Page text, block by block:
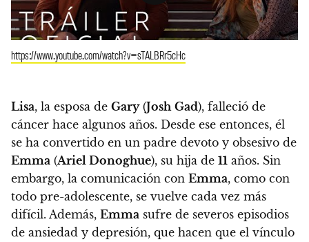
https://www.youtube.com/watch?v=sTALBRr5cHc
Lisa, la esposa de Gary(Josh Gad), falleció de
cáncer hace algunos años. Desde ese entonces, él
se ha convertido en un padre devoto y obsesivo de
Emma (Ariel Donoghue), su hija de 11 años. Sin
embargo, la comunicación con Emma, como con
todo pre-adolescente, se vuelve cada vez más
difícil. Además, Emma sufre de severos episodios
de ansiedad y depresión, que hacen que el vínculo